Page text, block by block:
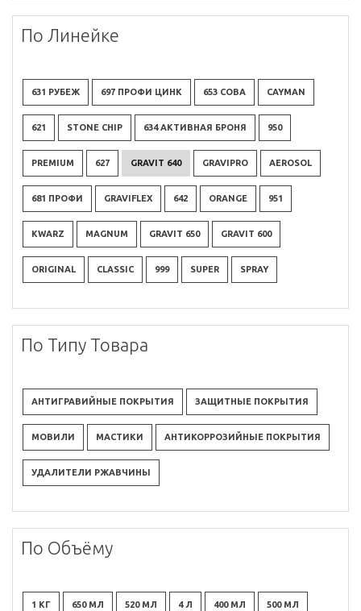
По Линейке
631 РУБЕЖ 697 ПРОФИ ЦИНК 653 СОВА CAYMAN
621 STONE CHIP 634 АКТИВНАЯ БРОНЯ 950
PREMIUM 627 GRAVIT 640 GRAVIPRO AEROSOL
681 ПРОФИ GRAVIFLEX 642 ORANGE 951
KWARZ MAGNUM GRAVIT 650 GRAVIT 600
ORIGINAL CLASSIC 999 SUPER SPRAY
По Типу Товара
АНТИГРАВИЙНЫЕ ПОКРЫТИЯ ЗАЩИТНЫЕ ПОКРЫТИЯ
МОВИЛИ МАСТИКИ АНТИКОРРОЗИЙНЫЕ ПОКРЫТИЯ
УДАЛИТЕЛИ РЖАВЧИНЫ
По Объёму
1 КГ 650 МЛ 520 МЛ 4 Л 400 МЛ 500 МЛ